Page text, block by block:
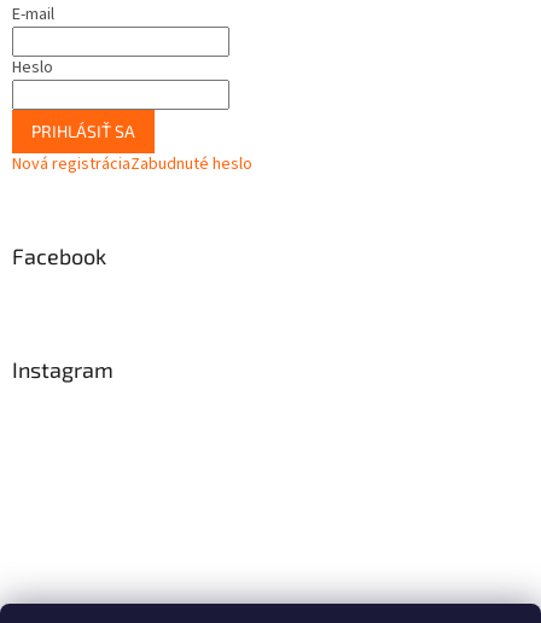
E-mail
Heslo
PRIHLÁSIŤ SA
Nová registráciaZabudnuté heslo
Facebook
Instagram